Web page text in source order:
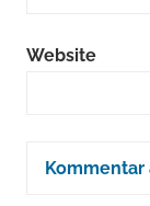
Website